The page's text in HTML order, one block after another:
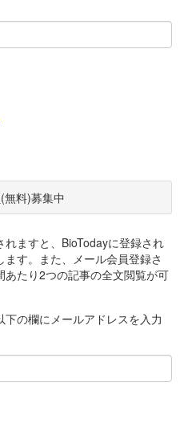
無料)募集中
ますと、BioTodayに登録され
す。また、メール会員登録さ
たり2つの記事の全文閲覧が可
の欄にメールアドレスを入力